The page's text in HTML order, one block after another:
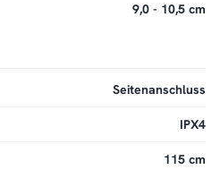
9,0 - 10,5 cm
Seitenanschluss
IPX4
115 cm